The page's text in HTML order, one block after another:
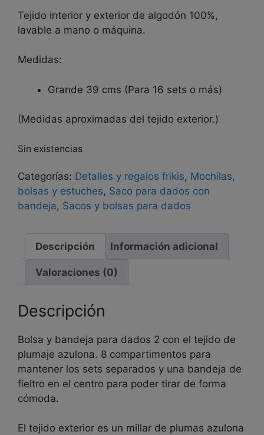
Tejido interior y exterior de algodón 100%,
lavable a mano o máquina.
Medidas:
Grande 39 cms (Para 16 sets o más)
(Medidas aproximadas del tejido exterior.)
Sin existencias
Categorías: Detalles y regalos frikis, Mochilas,
bolsas y estuches, Saco para dados con
bandeja, Sacos y bolsas para dados
Descripción Información adicional
Valoraciones (0)
Descripción
Bolsa y bandeja para dados 2 con el tejido de
plumaje azulona. 8 compartimentos para
mantener los sets separados y una bandeja de
fieltro en el centro para poder tirar de forma
cómoda.
El tejido exterior es un millar de plumas azulona